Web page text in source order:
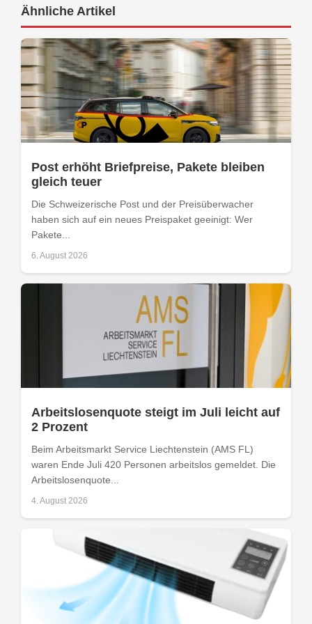
Ähnliche Artikel
Post erhöht Briefpreise, Pakete bleiben
gleich teuer
Die Schweizerische Post und der Preisüberwacher
haben sich auf ein neues Preispaket geeinigt: Wer
Pakete...
6. August 2026
Arbeitslosenquote steigt im Juli leicht auf
2 Prozent
Beim Arbeitsmarkt Service Liechtenstein (AMS FL)
waren Ende Juli 420 Personen arbeitslos gemeldet. Die
Arbeitslosenquote...
4. August 2026